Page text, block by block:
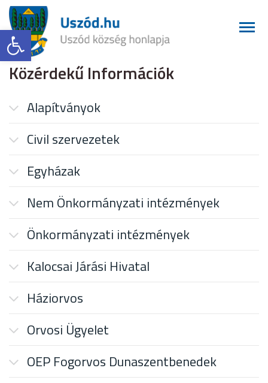
Eszköztár megnyitása
Közérdekű Információk
Alapítványok
Civil szervezetek
Egyházak
Nem Önkormányzati intézmények
Önkormányzati intézmények
Kalocsai Járási Hivatal
Háziorvos
Orvosi Ügyelet
OEP Fogorvos Dunaszentbenedek